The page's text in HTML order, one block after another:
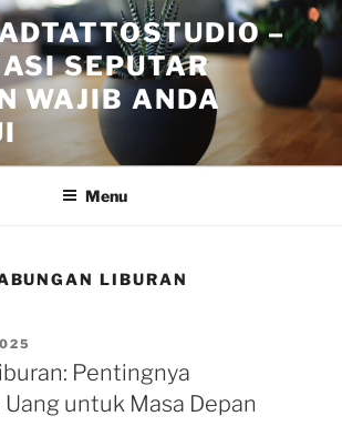
–
SEPUTAR
WAJIB ANDA
Menu
LIBURAN
Pentingnya
untuk Masa Depan